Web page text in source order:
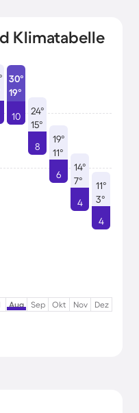
Klimatabelle
30°
19°
10
24°
15°
8
19°
11°
6
14°
7°
4
11°
3°
4
Aug Sep Okt Nov Dez